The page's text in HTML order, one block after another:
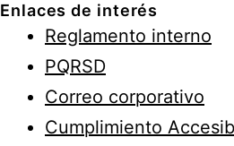
Enlaces de interés
Reglamento interno
PQRSD
Correo corporativo
Cumplimiento